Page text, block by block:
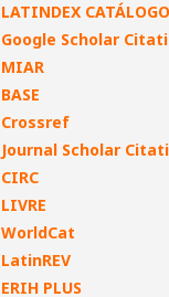
LATINDEX
Google Scholar
MIAR
BASE
Crossref
Journal Scholar
CIRC
LIVRE
WorldCat
LatinREV
ERIH PLUS